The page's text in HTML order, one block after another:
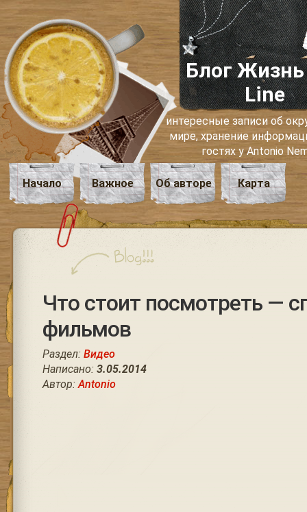
Блог Жизнь
Line
интересные записи об
мире, хранение
гостях у Antonio
Начало Важное Об авторе Карта
Что стоит посмотреть —
фильмов
Раздел: Видео
Написано: 3.05.2014
Автор:Antonio